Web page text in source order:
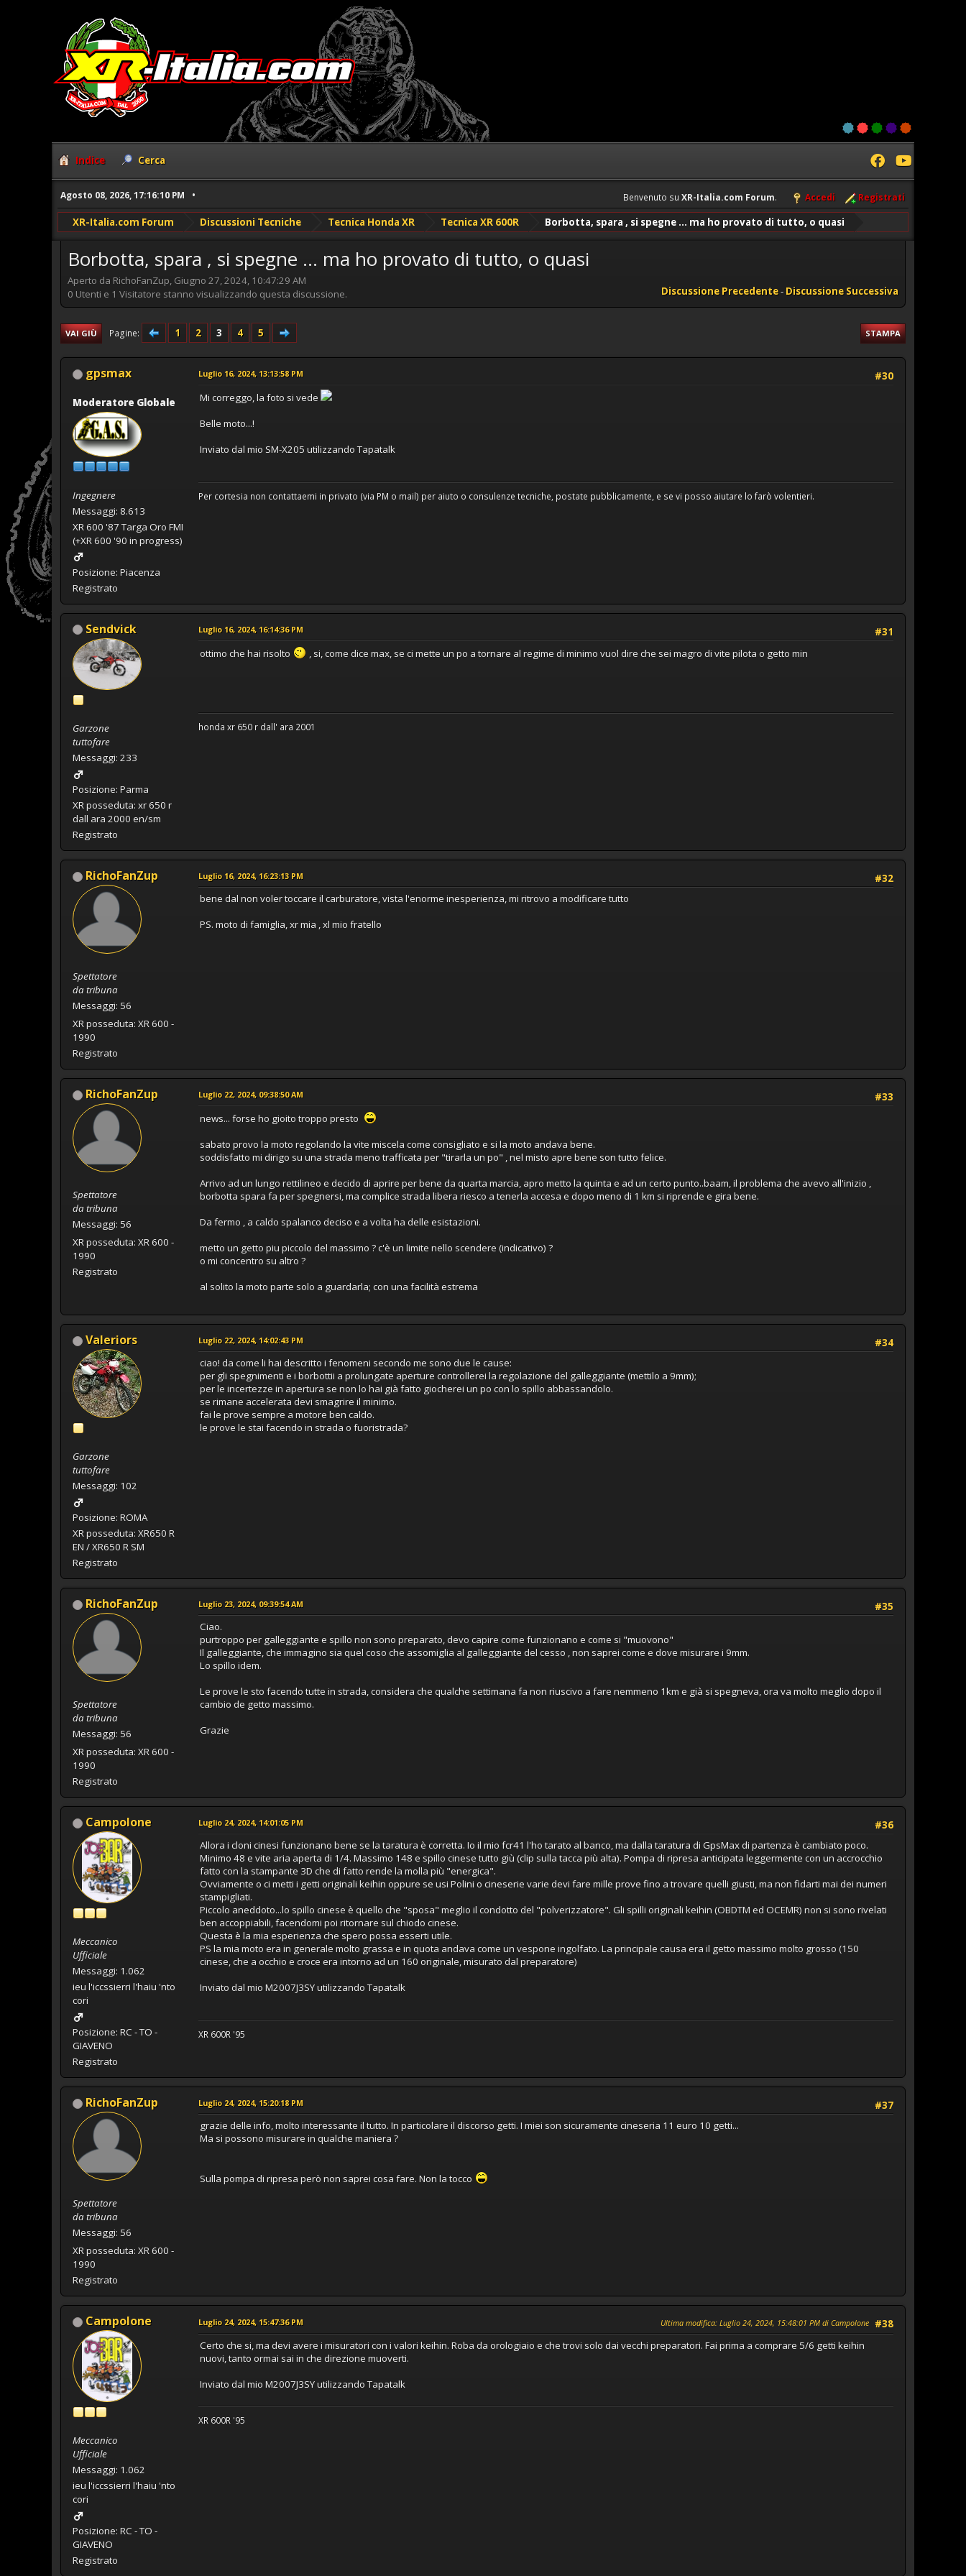
Indice Cerca
Agosto 08, 2026, 17:16:10 PM Benvenuto su XR-Italia.com Forum. Accedi Registrati
XR-Italia.com Forum Discussioni Tecniche Tecnica Honda XR Tecnica XR 600R Borbotta, spara , si spegne ... ma ho provato di tutto, o quasi
Borbotta, spara , si spegne ... ma ho provato di tutto, o quasi
Aperto da RichoFanZup, Giugno 27, 2024, 10:47:29 AM
Discussione Precedente- Discussione Successiva
0 Utenti e 1 Visitatore stanno visualizzando questa discussione.
STAMPA
VAI GIÙ Pagine 1 2 3 4 5
gpsmax
Moderatore Globale
Ingegnere
Messaggi: 8.613
XR 600 '87 Targa Oro FMI
(+XR 600 '90 in progress)
Posizione: Piacenza
Registrato
#30
Luglio 16, 2024, 13:13:58 PM
Mi correggo, la foto si vede
Belle moto...!
Inviato dal mio SM-X205 utilizzando Tapatalk
Per cortesia non contattaemi in privato (via PM o mail) per aiuto o consulenze tecniche, postate pubblicamente, e se vi posso aiutare lo farò volentieri.
Sendvick
Garzone
tuttofare
Messaggi: 233
Posizione: Parma
XR posseduta: xr 650 r
dall ara 2000 en/sm
Registrato
#31
Luglio 16, 2024, 16:14:36 PM
ottimo che hai risolto , si, come dice max, se ci mette un po a tornare al regime di minimo vuol dire che sei magro di vite pilota o getto min
honda xr 650 r dall' ara 2001
RichoFanZup
Spettatore
da tribuna
Messaggi: 56
XR posseduta: XR 600 -
1990
Registrato
#32
Luglio 16, 2024, 16:23:13 PM
bene dal non voler toccare il carburatore, vista l'enorme inesperienza, mi ritrovo a modificare tutto
PS. moto di famiglia, xr mia , xl mio fratello
RichoFanZup
Spettatore
da tribuna
Messaggi: 56
XR posseduta: XR 600 -
1990
Registrato
#33
Luglio 22, 2024, 09:38:50 AM
news... forse ho gioito troppo presto
sabato provo la moto regolando la vite miscela come consigliato e si la moto andava bene.
soddisfatto mi dirigo su una strada meno trafficata per "tirarla un po" , nel misto apre bene son tutto felice.
Arrivo ad un lungo rettilineo e decido di aprire per bene da quarta marcia, apro metto la quinta e ad un certo punto..baam, il problema che avevo all'inizio ,
borbotta spara fa per spegnersi, ma complice strada libera riesco a tenerla accesa e dopo meno di 1 km si riprende e gira bene.
Da fermo , a caldo spalanco deciso e a volta ha delle esistazioni.
metto un getto piu piccolo del massimo ? c'è un limite nello scendere (indicativo) ?
o mi concentro su altro ?
al solito la moto parte solo a guardarla; con una facilità estrema
Valeriors
Garzone
tuttofare
Messaggi: 102
Posizione: ROMA
XR posseduta: XR650 R
EN / XR650 R SM
Registrato
#34
Luglio 22, 2024, 14:02:43 PM
ciao! da come li hai descritto i fenomeni secondo me sono due le cause:
per gli spegnimenti e i borbottii a prolungate aperture controllerei la regolazione del galleggiante (mettilo a 9mm);
per le incertezze in apertura se non lo hai già fatto giocherei un po con lo spillo abbassandolo.
se rimane accelerata devi smagrire il minimo.
fai le prove sempre a motore ben caldo.
le prove le stai facendo in strada o fuoristrada?
RichoFanZup
Spettatore
da tribuna
Messaggi: 56
XR posseduta: XR 600 -
1990
Registrato
#35
Luglio 23, 2024, 09:39:54 AM
Ciao.
purtroppo per galleggiante e spillo non sono preparato, devo capire come funzionano e come si "muovono"
Il galleggiante, che immagino sia quel coso che assomiglia al galleggiante del cesso , non saprei come e dove misurare i 9mm.
Lo spillo idem.
Le prove le sto facendo tutte in strada, considera che qualche settimana fa non riuscivo a fare nemmeno 1km e già si spegneva, ora va molto meglio dopo il
cambio de getto massimo.
Grazie
Campolone
Meccanico
Ufficiale
Messaggi: 1.062
ieu l'iccssierri l'haiu 'nto
cori
Posizione: RC - TO -
GIAVENO
Registrato
#36
Luglio 24, 2024, 14:01:05 PM
Allora i cloni cinesi funzionano bene se la taratura è corretta. Io il mio fcr41 l'ho tarato al banco, ma dalla taratura di GpsMax di partenza è cambiato poco.
Minimo 48 e vite aria aperta di 1/4. Massimo 148 e spillo cinese tutto giù (clip sulla tacca più alta). Pompa di ripresa anticipata leggermente con un accrocchio
fatto con la stampante 3D che di fatto rende la molla più "energica".
Ovviamente o ci metti i getti originali keihin oppure se usi Polini o cineserie varie devi fare mille prove fino a trovare quelli giusti, ma non fidarti mai dei numeri
stampigliati.
Piccolo aneddoto...lo spillo cinese è quello che "sposa" meglio il condotto del "polverizzatore". Gli spilli originali keihin (OBDTM ed OCEMR) non si sono rivelati
ben accoppiabili, facendomi poi ritornare sul chiodo cinese.
Questa è la mia esperienza che spero possa esserti utile.
PS la mia moto era in generale molto grassa e in quota andava come un vespone ingolfato. La principale causa era il getto massimo molto grosso (150
cinese, che a occhio e croce era intorno ad un 160 originale, misurato dal preparatore)
Inviato dal mio M2007J3SY utilizzando Tapatalk
XR 600R '95
RichoFanZup
Spettatore
da tribuna
Messaggi: 56
XR posseduta: XR 600 -
1990
Registrato
#37
Luglio 24, 2024, 15:20:18 PM
grazie delle info, molto interessante il tutto. In particolare il discorso getti. I miei son sicuramente cineseria 11 euro 10 getti...
Ma si possono misurare in qualche maniera ?
Sulla pompa di ripresa però non saprei cosa fare. Non la tocco
Campolone
Meccanico
Ufficiale
Messaggi: 1.062
ieu l'iccssierri l'haiu 'nto
cori
Posizione: RC - TO -
GIAVENO
Registrato
#38
Luglio 24, 2024, 15:47:36 PM Ultima modifica: Luglio 24, 2024, 15:48:01 PM di Campolone
Certo che si, ma devi avere i misuratori con i valori keihin. Roba da orologiaio e che trovi solo dai vecchi preparatori. Fai prima a comprare 5/6 getti keihin
nuovi, tanto ormai sai in che direzione muoverti.
Inviato dal mio M2007J3SY utilizzando Tapatalk
XR 600R '95